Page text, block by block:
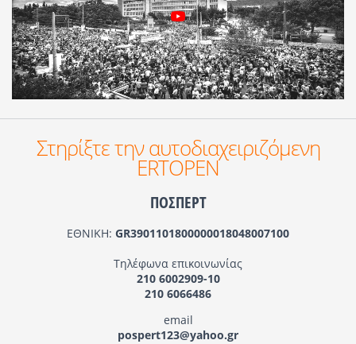
Στηρίξτε την αυτοδιαχειριζόμενη
ERTOPEN
ΠΟΣΠΕΡΤ
ΕΘΝΙΚΗ: GR3901101800000018048007100
Τηλέφωνα επικοινωνίας
210 6002909-10
210 6066486
email
pospert123@yahoo.gr